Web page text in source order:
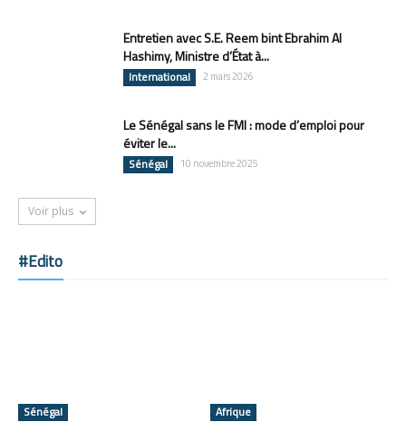
Entretien avec S.E. Reem bint Ebrahim Al
Hashimy, Ministre d’État à...
International 2 mars 2026
Le Sénégal sans le FMI : mode d’emploi pour
éviter le...
Sénégal 10 novembre 2025
Voir plus
#Edito
Sénégal Afrique